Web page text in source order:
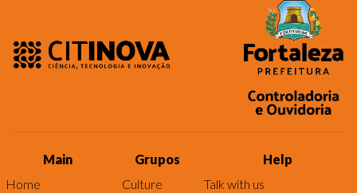
Main
Home
Grupos
Culture
Help
Talk with us